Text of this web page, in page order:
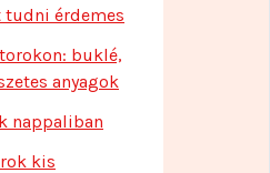
érdemes
buklé,
anyagok
nappaliban
kis